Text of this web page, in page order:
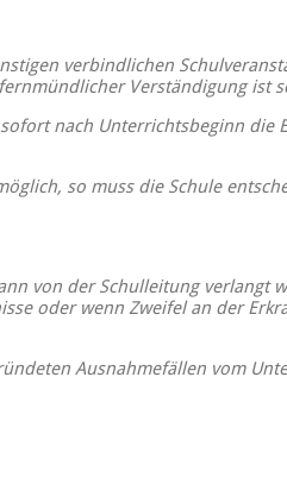
verbindlichen
Verständigung ist
nach Unterrichtsbeginn
so muss die Schule
von der Schulleitung verlangt
oder wenn Zweifel an der
Ausnahmefällen vom